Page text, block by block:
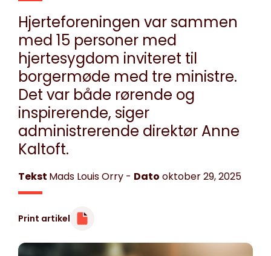
Hjerteforeningen var sammen
med 15 personer med
hjertesygdom inviteret til
borgermøde med tre ministre.
Det var både rørende og
inspirerende, siger
administrerende direktør Anne
Kaltoft.
Tekst Mads Louis Orry - Dato oktober 29, 2025
Print artikel